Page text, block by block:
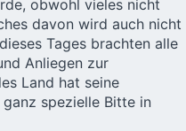
obwohl vieles nicht
davon wird auch nicht
Tages brachten alle
Anliegen zur
Land hat seine
spezielle Bitte in